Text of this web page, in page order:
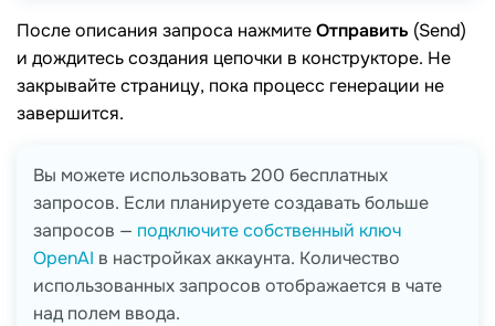
После описания запроса нажмитеОтправить (Send)
и дождитесь создания цепочки в конструкторе. Не
закрывайте страницу, пока процесс генерации не
завершится.
Вы можете использовать 200 бесплатных
запросов. Если планируете создавать больше
запросов — подключите собственный ключ
OpenAI в настройках аккаунта. Количество
использованных запросов отображается в чате
над полем ввода.